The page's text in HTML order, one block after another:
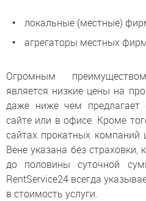
локальные (местные)
агрегаторы местных
Огромным
является низкие цены на
даже ниже чем
сайте или в офисе. Кроме
сайтах прокатных
Вене указана без
до половины суточной
RentService24 всегда
в стоимость услуги.